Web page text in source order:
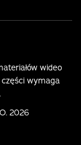
wideo
części wymaga
2026